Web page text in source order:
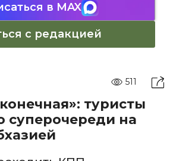
в MAX
с редакцией
511
туристы
суперочереди на